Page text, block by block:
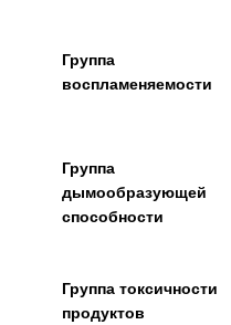
Группа
воспламеняемости
Группа
дымообразующей
способности
Группа токсичности
продуктов